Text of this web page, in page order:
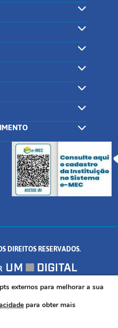
DIREITOS RESERVADOS.
PALMEIRAS, FORMIGA/MG - CEP:
externos para melhorar a sua
para obter mais